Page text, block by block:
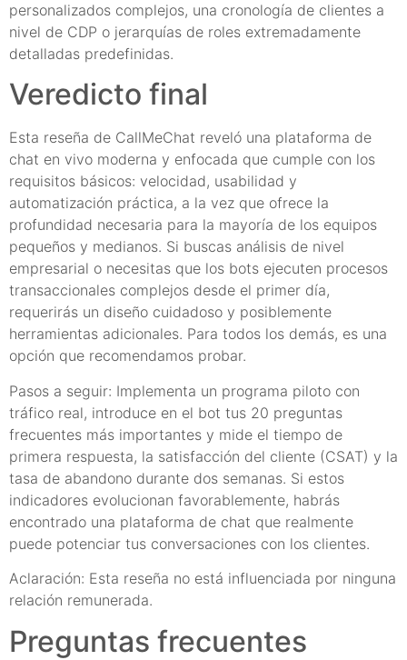
personalizados complejos, una cronología de clientes a
nivel de CDP o jerarquías de roles extremadamente
detalladas predefinidas.
Veredicto final
Esta reseña de CallMeChat reveló una plataforma de
chat en vivo moderna y enfocada que cumple con los
requisitos básicos: velocidad, usabilidad y
automatización práctica, a la vez que ofrece la
profundidad necesaria para la mayoría de los equipos
pequeños y medianos. Si buscas análisis de nivel
empresarial o necesitas que los bots ejecuten procesos
transaccionales complejos desde el primer día,
requerirás un diseño cuidadoso y posiblemente
herramientas adicionales. Para todos los demás, es una
opción que recomendamos probar.
Pasos a seguir: Implementa un programa piloto con
tráfico real, introduce en el bot tus 20 preguntas
frecuentes más importantes y mide el tiempo de
primera respuesta, la satisfacción del cliente (CSAT) y la
tasa de abandono durante dos semanas. Si estos
indicadores evolucionan favorablemente, habrás
encontrado una plataforma de chat que realmente
puede potenciar tus conversaciones con los clientes.
Aclaración: Esta reseña no está influenciada por ninguna
relación remunerada.
Preguntas frecuentes